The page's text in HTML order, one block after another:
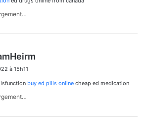
à 15h11
buy ed pills online cheap ed medication